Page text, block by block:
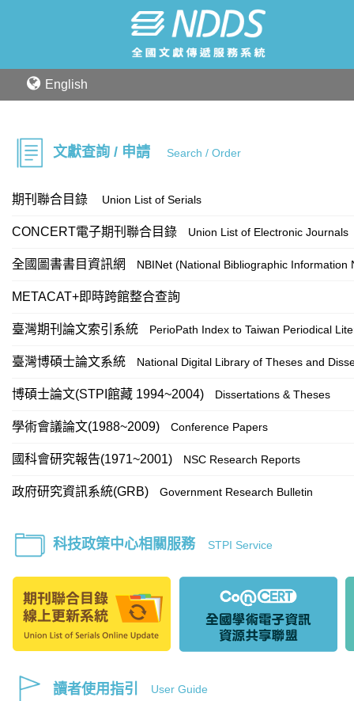
English
文獻查詢 / 申請 Search / Order
期刊聯合目錄 Union List of Serials
CONCERT電子期刊聯合目錄 Union List of Electronic Journals
全國圖書書目資訊網 NBINet (National Bibliographic Information
METACAT+即時跨館整合查詢
臺灣期刊論文索引系統 PerioPath Index to Taiwan Periodical
臺灣博碩士論文系統 National Digital Library of Theses and
博碩士論文(STPI館藏 1994~2004) Dissertations & Theses
學術會議論文(1988~2009) Conference Papers
國科會研究報告(1971~2001) NSC Research Reports
政府研究資訊系統(GRB) Government Research Bulletin
科技政策中心相關服務 STPI Service
讀者使用指引 User Guide